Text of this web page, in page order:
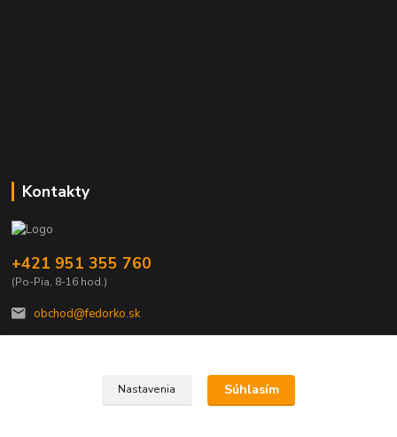
Kontakty
+421 951 355 760
(Po-Pia, 8-16 hod.)
obchod@fedorko.sk
Nastavenia Súhlasím